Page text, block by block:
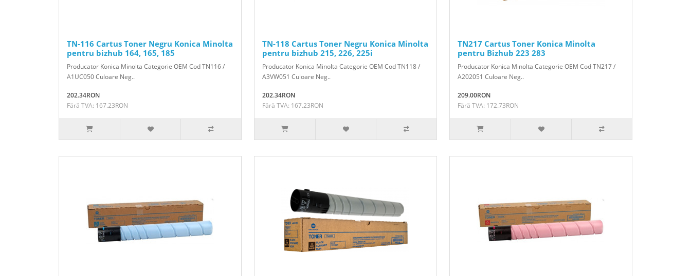
TN-116 Cartus Toner Negru Konica Minolta
pentru bizhub 164, 165, 185
Producator Konica Minolta Categorie OEM Cod TN116 /
A1UC050 Culoare Neg..
202.34RON
Fără TVA: 167.23RON
TN-118 Cartus Toner Negru Konica Minolta
pentru bizhub 215, 226, 225i
Producator Konica Minolta Categorie OEM Cod TN118 /
A3VW051 Culoare Neg..
202.34RON
Fără TVA: 167.23RON
TN217 Cartus Toner Konica Minolta
pentru Bizhub 223 283
Producator Konica Minolta Categorie OEM Cod TN217 /
A202051 Culoare Neg..
209.00RON
Fără TVA: 172.73RON